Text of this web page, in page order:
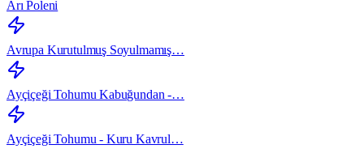
Arı Poleni
Avrupa Kurutulmuş Soyulmamış…
Ayçiçeği Tohumu Kabuğundan -…
Ayçiçeği Tohumu - Kuru Kavrul…